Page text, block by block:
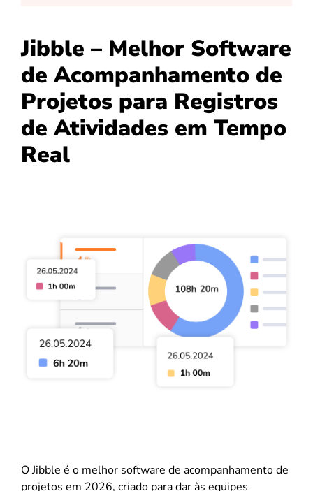
Jibble – Melhor Software
de Acompanhamento de
Projetos para Registros
de Atividades em Tempo
Real
O Jibble é o melhor software de acompanhamento de
projetos em 2026, criado para dar às equipes